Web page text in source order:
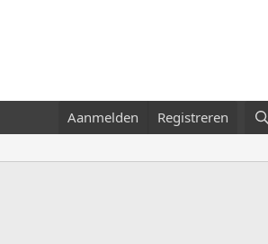
Aanmelden Registreren